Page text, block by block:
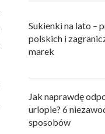
Sukienki na lato –
polskich i
marek
Jak naprawdę
urlopie? 6
sposobów